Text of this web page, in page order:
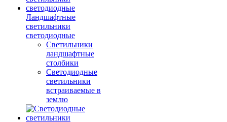
Ландшафтные
светильники
светодиодные
Светильники
ландшафтные
столбики
Светодиодные
светильники
встраиваемые в
землю